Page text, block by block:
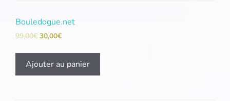
Bouledogue.net
99,00€ 30,00€
Ajouter au panier